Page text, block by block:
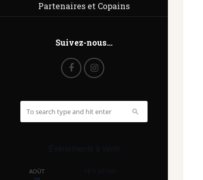
Partenaires et Copains
Suivez-nous…
Évènements à venir
AOÛT 19 h 00 min